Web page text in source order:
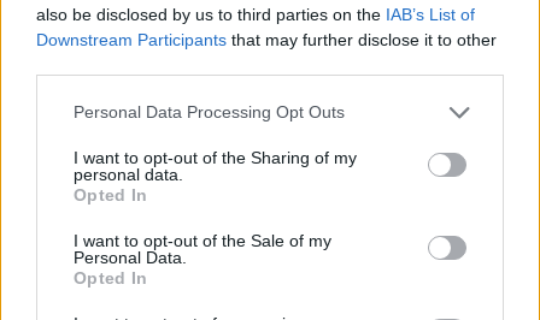
also be disclosed by us to third parties on the IAB’s List of
Downstream Participants that may further disclose it to other
Personal Data Processing Opt Outs
I want to opt-out of the Sharing of my
personal data.
Opted In
I want to opt-out of the Sale of my
Personal Data.
Opted In
7 September 2023
Bloodreyna
Colonel des Forums
7 September 2023
XxdTbxX
Beiträge: 139 Zustimmungen: 112 Punkte für Erfolge: 160
Colonel des Forums, männlich, <
Beiträge: 1.688 2.043 Punkte für Erfolge: 1.750